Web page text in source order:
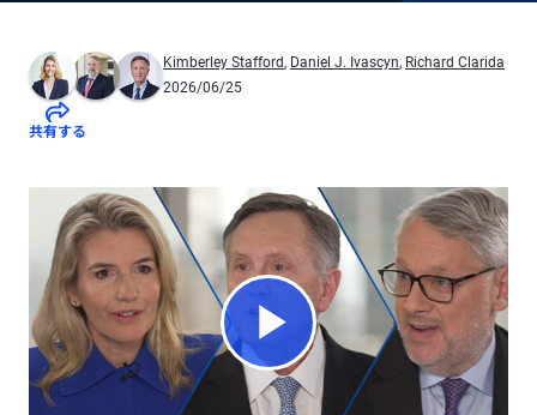
Kimberley Stafford, Daniel J. Ivascyn, Richard Clarida
2026/06/25
共有する
Play